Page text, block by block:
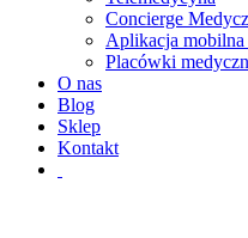
Concierge
Aplikacja
Placówki
O nas
Blog
Sklep
Kontakt